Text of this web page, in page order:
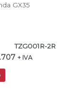
GX35
TZG001R-2R
+ IVA